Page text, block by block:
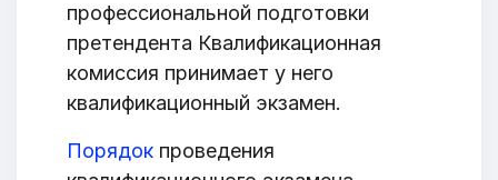
профессиональной подготовки
претендента Квалификационная
комиссия принимает у него
квалификационный экзамен.
Порядок проведения